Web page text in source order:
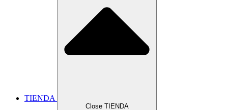
TIENDA
Close TIENDA